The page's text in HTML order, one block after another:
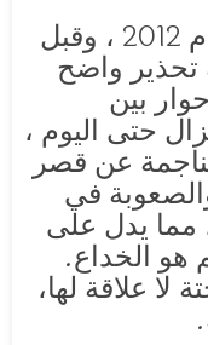
كانت التجارب الانتخابية لعام 2012 ، وقبل
2014 بمثابة تحذير واضح
بين
حتى اليوم ،
عن قصر
في
مما يدل على
هو الخداع.
علاقة لها،